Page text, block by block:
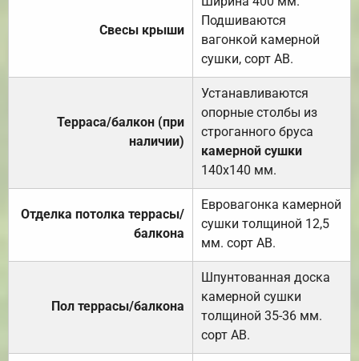
Свесы крыши
Подшиваются
вагонкой камерной
сушки, сорт АВ.
Терраса/балкон (при
наличии)
Устанавливаются
опорные столбы из
строганного бруса
камерной сушки
140х140 мм.
Отделка потолка террасы/
балкона
Евровагонка камерной
сушки толщиной 12,5
мм. сорт АВ.
Пол террасы/балкона
Шпунтованная доска
камерной сушки
толщиной 35-36 мм.
сорт АВ.